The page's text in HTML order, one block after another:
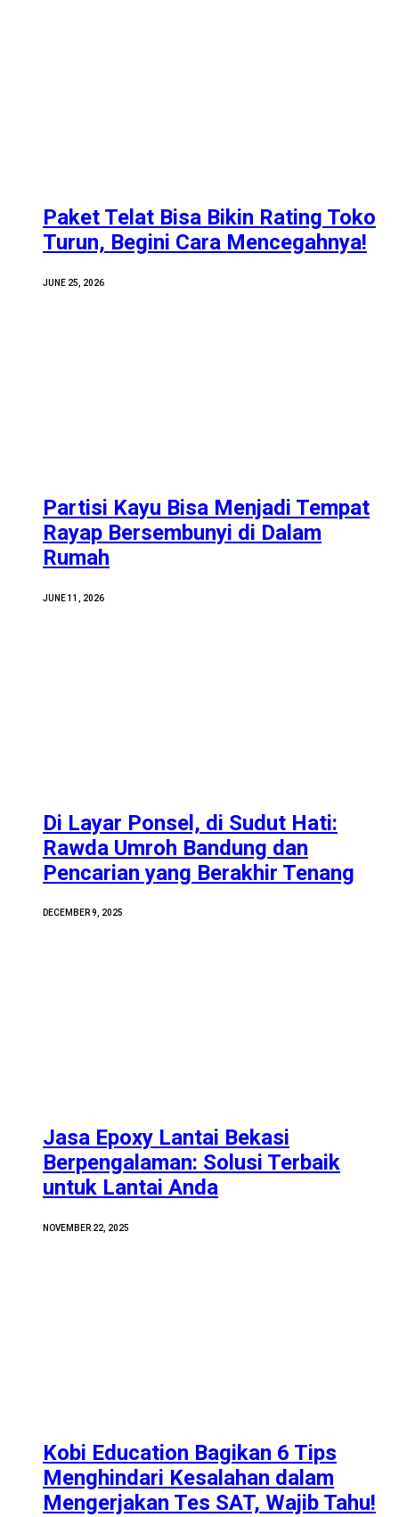
Paket Telat Bisa Bikin Rating Toko
Turun, Begini Cara Mencegahnya!
JUNE 25, 2026
Partisi Kayu Bisa Menjadi Tempat
Rayap Bersembunyi di Dalam
Rumah
JUNE 11, 2026
Di Layar Ponsel, di Sudut Hati:
Rawda Umroh Bandung dan
Pencarian yang Berakhir Tenang
DECEMBER 9, 2025
Jasa Epoxy Lantai Bekasi
Berpengalaman: Solusi Terbaik
untuk Lantai Anda
NOVEMBER 22, 2025
Kobi Education Bagikan 6 Tips
Menghindari Kesalahan dalam
Mengerjakan Tes SAT, Wajib Tahu!